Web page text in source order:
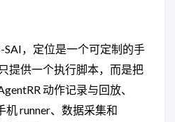
SAI，定位是一个可定制的手
提供一个执行脚本，而是把
动作记录与回放、
runner、数据采集和